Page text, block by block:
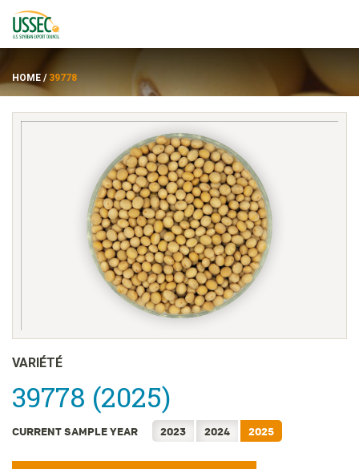
Fournisseurs
À propos de
ENGLISH
日本語
한국어
简体中文
繁體中文
HOME / 39778
VARIÉTÉ
39778 (2025)
CURRENT SAMPLE YEAR 2023 2024 2025